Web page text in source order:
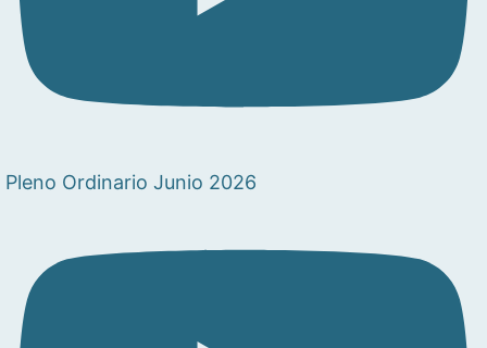
Pleno Ordinario Junio 2026